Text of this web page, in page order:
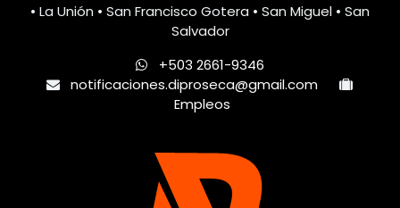
• La Unión • San Francisco Gotera • San Miguel • San
Salvador
+503 2661-9346
notificaciones.diproseca@gmail.com
Empleos